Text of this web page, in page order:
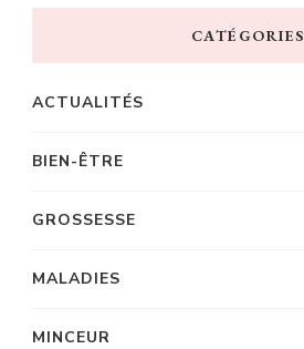
CATÉGORIES
ACTUALITÉS
BIEN-ÊTRE
GROSSESSE
MALADIES
MINCEUR